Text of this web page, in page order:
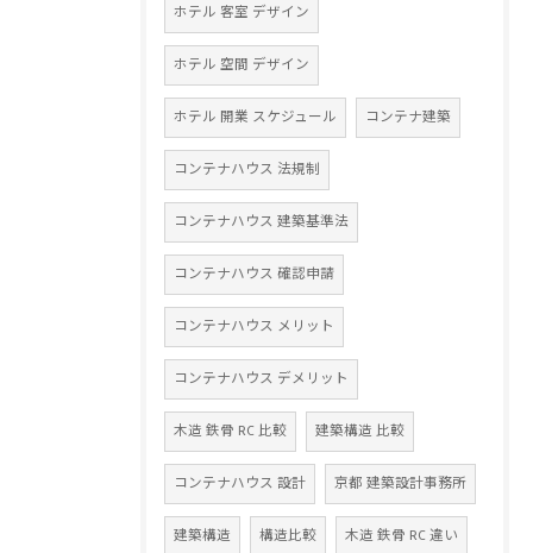
ホテル 客室 デザイン
ホテル 空間 デザイン
ホテル 開業 スケジュール コンテナ建築
コンテナハウス 法規制
コンテナハウス 建築基準法
コンテナハウス 確認申請
コンテナハウス メリット
コンテナハウス デメリット
木造 鉄骨 RC 比較 建築構造 比較
コンテナハウス 設計 京都 建築設計事務所
建築構造 構造比較 木造 鉄骨 RC 違い